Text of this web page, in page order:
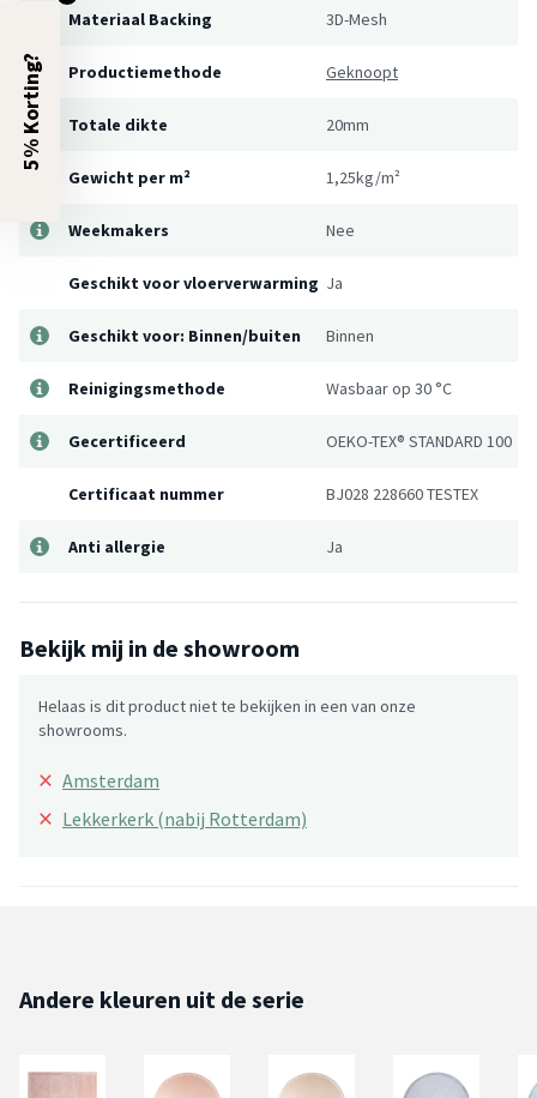
Materiaal Backing 3D-Mesh
Productiemethode Geknoopt
Totale dikte 20mm
Gewicht per m² 1,25kg/m²
Weekmakers Nee
Geschikt voor vloerverwarming Ja
Geschikt voor: Binnen/buiten Binnen
Reinigingsmethode Wasbaar op 30 °C
Gecertificeerd OEKO-TEX® STANDARD 100
Certificaat nummer BJ028 228660 TESTEX
Anti allergie Ja
Bekijk mij in de showroom
Helaas is dit product niet te bekijken in een van onze
showrooms.
× Amsterdam
× Lekkerkerk (nabij Rotterdam)
Andere kleuren uit de serie
5% Korting?